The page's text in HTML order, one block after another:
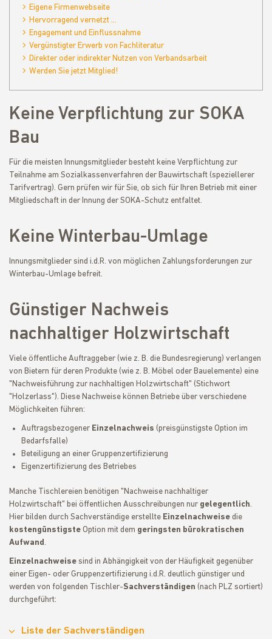
Eigene Firmenwebseite
Hervorragend vernetzt ...
Engagement und Einflussnahme
Vergünstigter Erwerb von Fachliteratur
Direkter oder indirekter Nutzen von Verbandsarbeit
Werden Sie jetzt Mitglied!
Keine Verpflichtung zur SOKA
Bau
Für die meisten Innungsmitglieder besteht keine Verpflichtung zur
Teilnahme am Sozialkassenverfahren der Bauwirtschaft (speziellerer
Tarifvertrag). Gern prüfen wir für Sie, ob sich für Ihren Betrieb mit einer
Mitgliedschaft in der Innung der SOKA-Schutz entfaltet.
Keine Winterbau-Umlage
Innungsmitglieder sind i.d.R. von möglichen Zahlungsforderungen zur
Winterbau-Umlage befreit.
Günstiger Nachweis
nachhaltiger Holzwirtschaft
Viele öffentliche Auftraggeber (wie z. B. die Bundesregierung) verlangen
von Bietern für deren Produkte (wie z. B. Möbel oder Bauelemente) eine
"Nachweisführung zur nachhaltigen Holzwirtschaft" (Stichwort
"Holzerlass"). Diese Nachweise können Betriebe über verschiedene
Möglichkeiten führen:
Auftragsbezogener Einzelnachweis (preisgünstigste Option im
Bedarfsfalle)
Beteiligung an einer Gruppenzertifizierung
Eigenzertifizierung des Betriebes
Manche Tischlereien benötigen "Nachweise nachhaltiger
Holzwirtschaft" bei öffentlichen Ausschreibungen nur gelegentlich.
Hier bilden durch Sachverständige erstellte Einzelnachweise die
kostengünstigste Option mit dem geringsten bürokratischen
Aufwand.
Einzelnachweise sind in Abhängigkeit von der Häufigkeit gegenüber
einer Eigen- oder Gruppenzertifizierung i.d.R. deutlich günstiger und
werden von folgenden Tischler-Sachverständigen (nach PLZ sortiert)
durchgeführt:
Liste der Sachverständigen